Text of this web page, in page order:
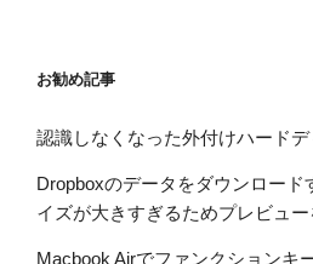
お勧め記事
認識しなくなった外付けハード
Dropboxのデータをダウンロード
イズが大きすぎるためプレビュ
Macbook Airでファンクションキ